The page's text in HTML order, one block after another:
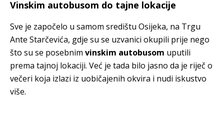
Vinskim autobusom do tajne lokacije
Sve je započelo u samom središtu Osijeka, na Trgu
Ante Starčevića, gdje su se uzvanici okupili prije nego
što su se posebnim vinskim autobusom uputili
prema tajnoj lokaciji. Već je tada bilo jasno da je riječ o
večeri koja izlazi iz uobičajenih okvira i nudi iskustvo
više.